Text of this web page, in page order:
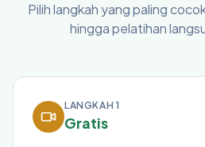
Pilih langkah yang paling
hingga pelatihan
LANGKAH 1
Gratis